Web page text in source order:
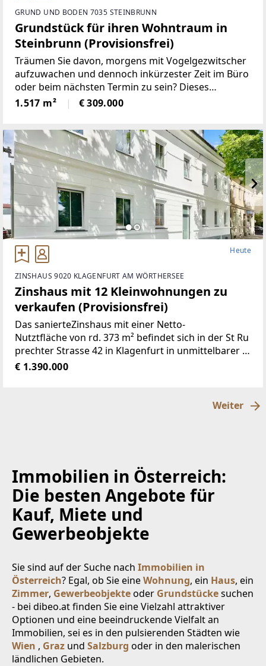
GRUND UND BODEN 7035 STEINBRUNN
Grundstück für ihren Wohntraum in
Steinbrunn (Provisionsfrei)
Träumen Sie davon, morgens mit Vogelgezwitscher
aufzuwachen und dennoch inkürzester Zeit im Büro
oder beim nächsten Termin zu sein? Dieses
großzügigeGrundstück in 7035 Steinbrunn bietet
Ihnen genau diese seltene Kombination ausRuhe,
1.517 m² € 309.000
Heute
ZINSHAUS 9020 KLAGENFURT AM WÖRTHERSEE
Zinshaus mit 12 Kleinwohnungen zu
verkaufen (Provisionsfrei)
Das sanierteZinshaus mit einer Netto-
Nutztfläche von rd. 373 m² befindet sich in der St Ru
prechter Strasse 42 in Klagenfurt in unmittelbarer N
ähe zum Hauptbahnhof. Das Zinshaus ist voll unterk
der Wohnungen kann aus den beiliegenden Flächen
Das Dachgeschoß ist ausgebaut. Im Innenhof befin
den sich 4 Stellplätze sowie ein kleines Nebengebäu
de mit einer Singlewohnung.EckdatenNutzfläche: rd
. 373 m2Wohnungen: 12Mietverträge: 12 Befristet
€ 1.390.000
Weiter
Immobilien in Österreich:
Die besten Angebote für
Kauf, Miete und
Gewerbeobjekte
Sie sind auf der Suche nach Immobilien in
Österreich? Egal, ob Sie eineWohnung, ein Haus, ein
Zimmer, Gewerbeobjekteoder Grundstückesuchen
- bei dibeo.at finden Sie eine Vielzahl attraktiver
Optionen und eine beeindruckende Vielfalt an
Immobilien, sei es in den pulsierenden Städten wie
Wien , Graz und Salzburg oder in den malerischen
ländlichen Gebieten.